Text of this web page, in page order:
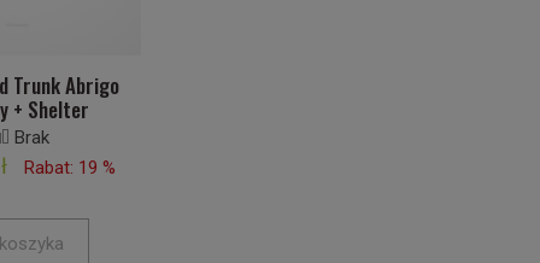
Trunk Abrigo
+ Shelter
Brak
Rabat: 19 %